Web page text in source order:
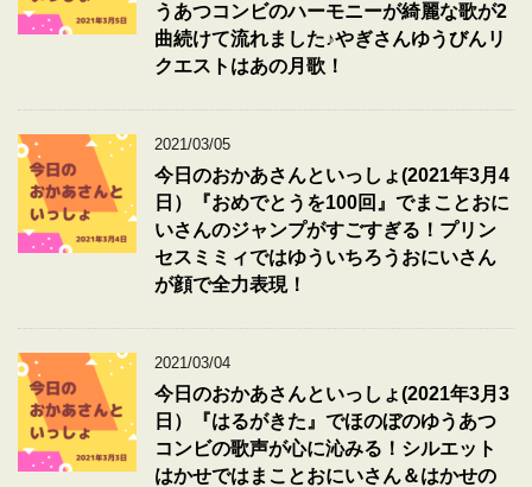
うあつコンビのハーモニーが綺麗な歌が2
曲続けて流れました♪やぎさんゆうびんリ
クエストはあの月歌！
2021/03/05
今日のおかあさんといっしょ(2021年3月4
日）『おめでとうを100回』でまことおに
いさんのジャンプがすごすぎる！プリン
セスミミィではゆういちろうおにいさん
が顔で全力表現！
2021/03/04
今日のおかあさんといっしょ(2021年3月3
日）『はるがきた』でほのぼのゆうあつ
コンビの歌声が心に沁みる！シルエット
はかせではまことおにいさん＆はかせの